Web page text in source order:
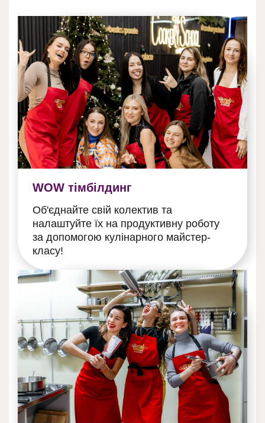
WOW тімбілдинг
Об'єднайте свій колектив та
налаштуйте їх на продуктивну роботу
за допомогою кулінарного майстер-
класу!